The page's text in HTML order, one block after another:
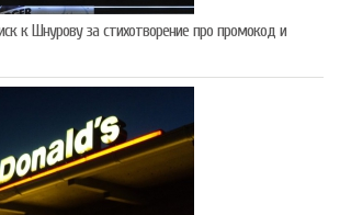
к Шнурову за стихотворение про промокод и